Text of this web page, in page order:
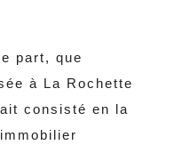
part, que
à La Rochette
consisté en la